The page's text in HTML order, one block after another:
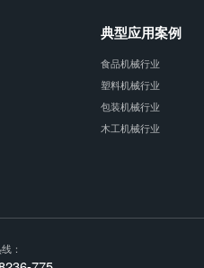
典型应用案例
食品机械行业
塑料机械行业
包装机械行业
木工机械行业
：